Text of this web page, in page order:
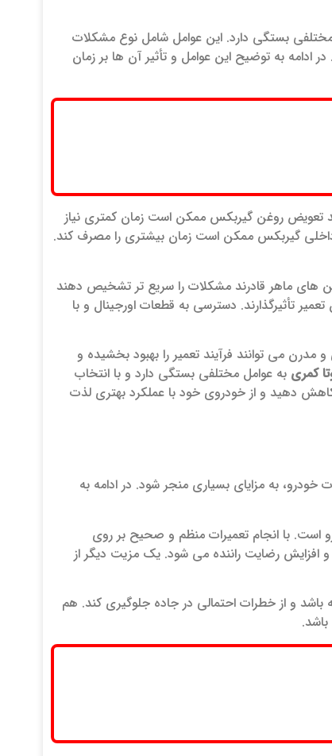
بستگی دارد. این عوامل شامل نوع مشکلات
ادامه به توضیح این عوامل و تأثیر آن ها بر زمان
تعویض روغن گیربکس ممکن است زمان کمتری نیاز
داخلی گیربکس ممکن است زمان بیشتری را مصرف کند.
های ماهر قادرند مشکلات را سریع ‌تر تشخیص دهند
تأثیرگذارند. دسترسی به قطعات اورجینال و با
می‌ توانند فرآیند تعمیر را بهبود بخشیده و
کمری به عوامل مختلفی بستگی دارد و با انتخاب
کاهش دهید و از خودروی خود با عملکرد بهتری لذت
خودرو، به مزایای بسیاری منجر شود. در ادامه به
است. با انجام تعمیرات منظم و صحیح بر روی
رضایت راننده می‌ شود. یک مزیت دیگر از
باشد و از خطرات احتمالی در جاده جلوگیری کند. هم